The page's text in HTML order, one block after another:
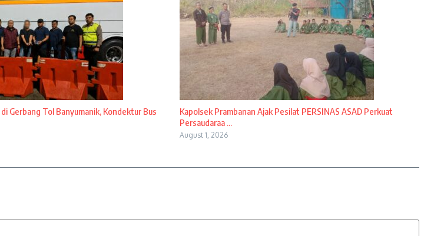
Gerbang Tol Banyumanik, Kondektur Bus
Kapolsek Prambanan Ajak Pesilat PERSINAS ASAD Perkuat
Persaudaraa ...
August 1, 2026